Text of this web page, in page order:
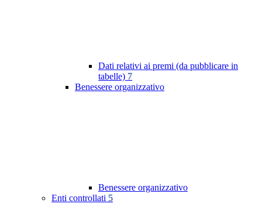
Dati relativi ai premi (da pubblicare in
tabelle) 7
Benessere organizzativo
Benessere organizzativo
Enti controllati 5